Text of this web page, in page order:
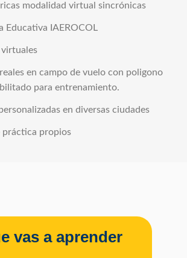
modalidad virtual sincrónicas
Educativa IAEROCOL
virtuales
en campo de vuelo con poligono
para entrenamiento.
en diversas ciudades
práctica propios
vas a aprender